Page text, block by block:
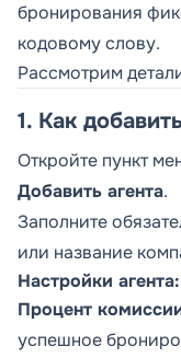
бронирования
кодовому слову.
Рассмотрим
1. Как
Откройте пункт
Добавить агента.
Заполните
или название
Настройки агента:
Процент
успешное